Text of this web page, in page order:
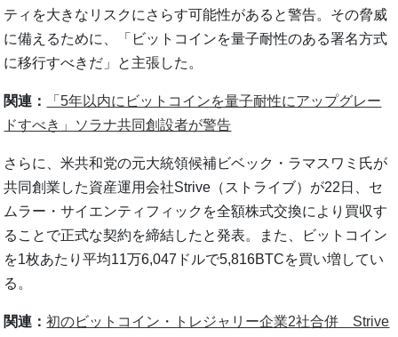
ティを大きなリスクにさらす可能性があると警告。その脅威
に備えるために、「ビットコインを量子耐性のある署名方式
に移行すべきだ」と主張した。
関連：
「5年以内にビットコインを量子耐性にアップグレー
ドすべき」ソラナ共同創設者が警告
さらに、米共和党の元大統領候補ビベック・ラマスワミ氏が
共同創業した資産運用会社Strive（ストライブ）が22日、セ
ムラー・サイエンティフィックを全額株式交換により買収す
ることで正式な契約を締結したと発表。また、ビットコイン
を1枚あたり平均11万6,047ドルで5,816BTCを買い増してい
る。
関連：初のビットコイン・トレジャリー企業2社合併 Strive